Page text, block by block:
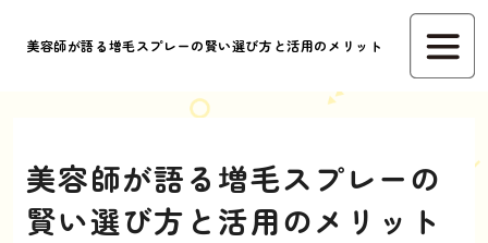
美容師が語る増毛スプレーの賢い選び方と活用のメリット
美容師が語る増毛スプレーの
賢い選び方と活用のメリット